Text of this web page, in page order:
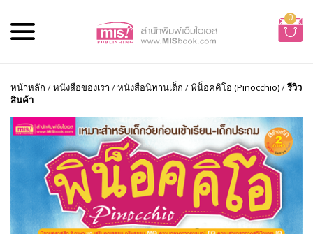
0
หน้าหลัก /หนังสือของเรา /หนังสือนิทานเด็ก /พิน็อคคิโอ (Pinocchio)/รีวิว
สินค้า